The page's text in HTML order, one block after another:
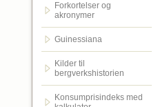
Forkortelser og
akronymer
Guinessiana
Kilder til
bergverkshistorien
Konsumprisindeks med